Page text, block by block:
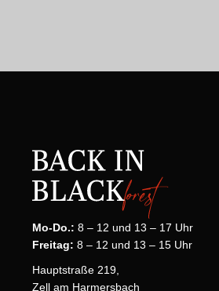
Mo-Do.: 8 – 12 und 13 – 17 Uhr
Freitag:8 – 12 und 13 – 15 Uhr
Hauptstraße 219,
Zell am Harmersbach